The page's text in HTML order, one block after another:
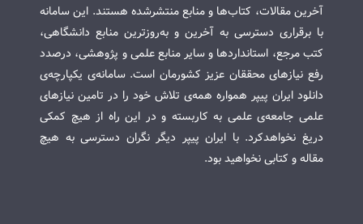
آخرین مقالات، کتاب‌ها و منابع منتشرشده هستند. این سامانه
با برقراری دسترسی به آخرین و به‌روزترین منابع دانشگاهی،
کتب مرجع، استانداردها و سایر منابع علمی و پژوهشی، درصدد
رفع نیازهای محققان عزیز کشورمان است. سامانه‌ی یکپارچه‌ی
دانلود ایران پیپر همواره همه‌ی تلاش خود را در تامین نیازهای
علمی جامعه‌ی علمی به کاربسته و در این راه از هیچ کمکی
دریغ نخواهدکرد. با ایران پیپر دیگر نگران دسترسی به هیچ
مقاله و کتابی نخواهید بود.